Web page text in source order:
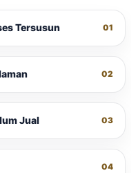
Tersusun 01
02
Jual 03
04